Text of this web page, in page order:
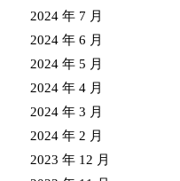
2024 年 7 月
2024 年 6 月
2024 年 5 月
2024 年 4 月
2024 年 3 月
2024 年 2 月
2023 年 12 月